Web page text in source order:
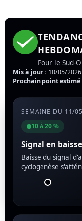
Pour le Sud-
Mis à jour : 10/05/2026
Prochain point estimé
SEMAINE DU 11/
10 À 20 %
Signal en baisse
Baisse du signal
cyclogenèse